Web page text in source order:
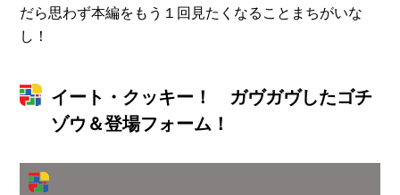
だら思わず本編をもう１回見たくなることまちがいな
し！
イート・クッキー！ ガヴガヴしたゴチ
ゾウ＆登場フォーム！